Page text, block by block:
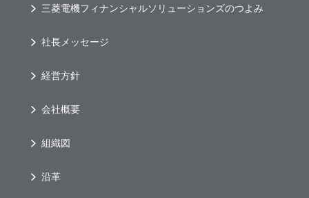
三菱電機フィナンシャルソリューションズのつよみ
社長メッセージ
経営方針
会社概要
組織図
沿革